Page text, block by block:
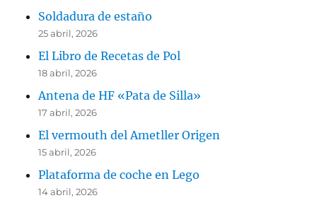
Soldadura de estaño
25 abril, 2026
El Libro de Recetas de Pol
18 abril, 2026
Antena de HF «Pata de Silla»
17 abril, 2026
El vermouth del Ametller Origen
15 abril, 2026
Plataforma de coche en Lego
14 abril, 2026